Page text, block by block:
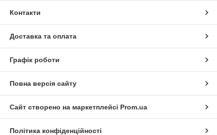
Контакти
Доставка та оплата
Графік роботи
Повна версія сайту
Сайт створено на маркетплейсі Prom.ua
Політика конфіденційності